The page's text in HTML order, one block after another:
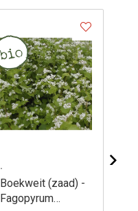
.
Boekweit (zaad) -
Fagopyrum